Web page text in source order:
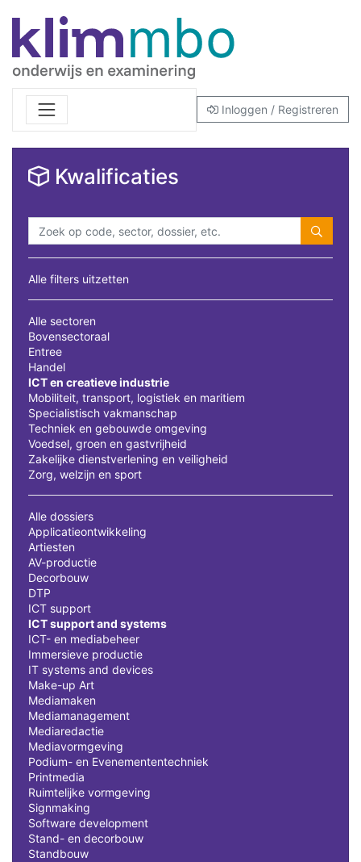
Inloggen / Registreren
Kwalificaties
Alle filters uitzetten
Alle sectoren
Bovensectoraal
Entree
Handel
ICT en creatieve industrie
Mobiliteit, transport, logistiek en maritiem
Specialistisch vakmanschap
Techniek en gebouwde omgeving
Voedsel, groen en gastvrijheid
Zakelijke dienstverlening en veiligheid
Zorg, welzijn en sport
Alle dossiers
Applicatieontwikkeling
Artiesten
AV-productie
Decorbouw
DTP
ICT support
ICT support and systems
ICT- en mediabeheer
Immersieve productie
IT systems and devices
Make-up Art
Mediamaken
Mediamanagement
Mediaredactie
Mediavormgeving
Podium- en Evenemententechniek
Printmedia
Ruimtelijke vormgeving
Signmaking
Software development
Stand- en decorbouw
Standbouw